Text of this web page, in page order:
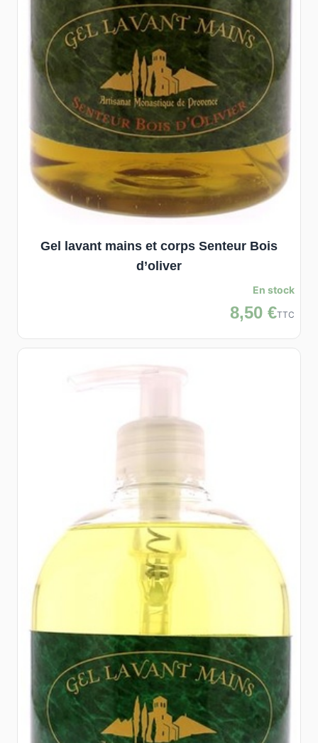
Gel lavant mains et corps Senteur Bois
d’oliver
En stock
8,50 €TTC